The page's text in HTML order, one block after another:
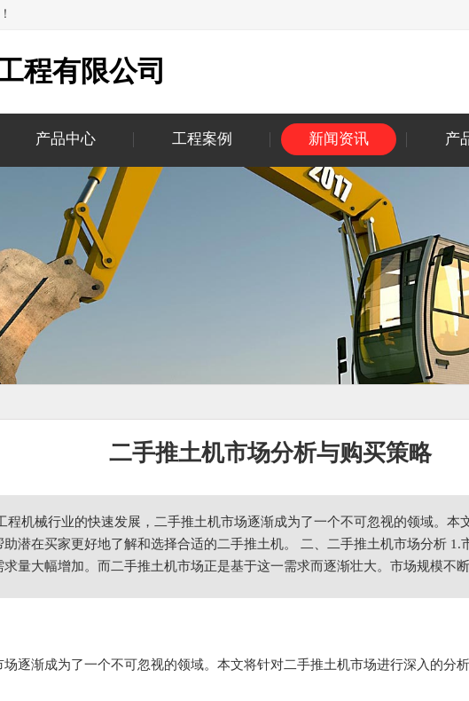
程有限公司
产品中心 工程案例 新闻资讯 产
二手推土机市场分析与购买策略
程机械行业的快速发展，二手推土机市场逐渐成为了一个不可忽视的领域。
助潜在买家更好地了解和选择合适的二手推土机。 二、二手推土机市场分析
求量大幅增加。而二手推土机市场正是基于这一需求而逐渐壮大。市场规模不
逐渐成为了一个不可忽视的领域。本文将针对二手推土机市场进行深入的分